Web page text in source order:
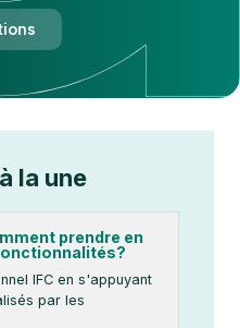
la une
prendre en
IFC en s'appuyant
par les